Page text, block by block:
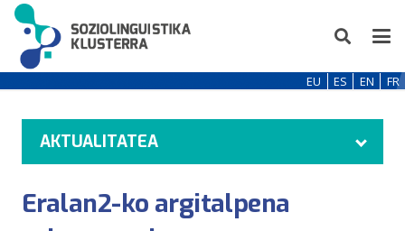
EU ES EN FR
AKTUALITATEA
Eralan2-ko argitalpena